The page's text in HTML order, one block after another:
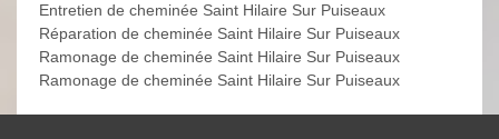
Entretien de cheminée Saint Hilaire Sur Puiseaux
Réparation de cheminée Saint Hilaire Sur Puiseaux
Ramonage de cheminée Saint Hilaire Sur Puiseaux
Ramonage de cheminée Saint Hilaire Sur Puiseaux